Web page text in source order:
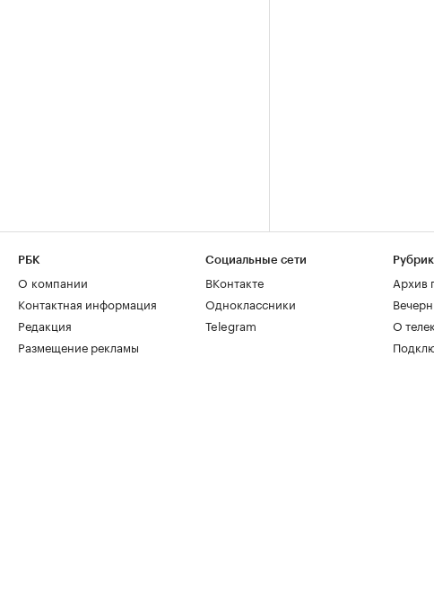
РБК
О компании
Контактная информация
Редакция
Размещение рекламы
Социальные сети
ВКонтакте
Одноклассники
Telegram
Архив
О